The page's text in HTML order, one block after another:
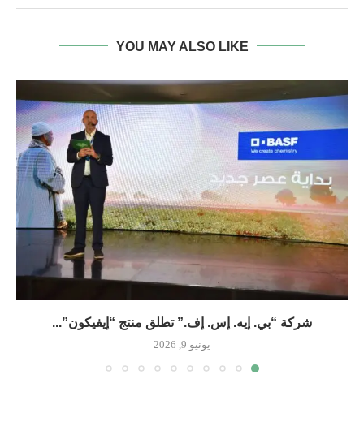
YOU MAY ALSO LIKE
شركة “بي. إيه. إس. إف.” تطلق منتج “إيفيكون”...
يونيو 9, 2026